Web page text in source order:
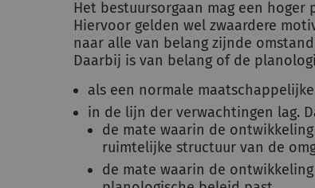
Het bestuursorgaan mag een
Hiervoor gelden wel zwaardere
naar alle van belang zijnde
Daarbij is van belang of de
als een normale
in de lijn der verwachtingen lag.
de mate waarin de
ruimtelijke structuur van de
de mate waarin de